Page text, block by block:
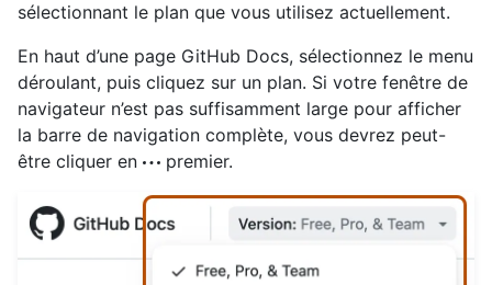
sélectionnant le plan que vous utilisez actuellement.
En haut d’une page GitHub Docs, sélectionnez le menu
déroulant, puis cliquez sur un plan. Si votre fenêtre de
navigateur n’est pas suffisamment large pour afficher
la barre de navigation complète, vous devrez peut-
être cliquer en
premier.